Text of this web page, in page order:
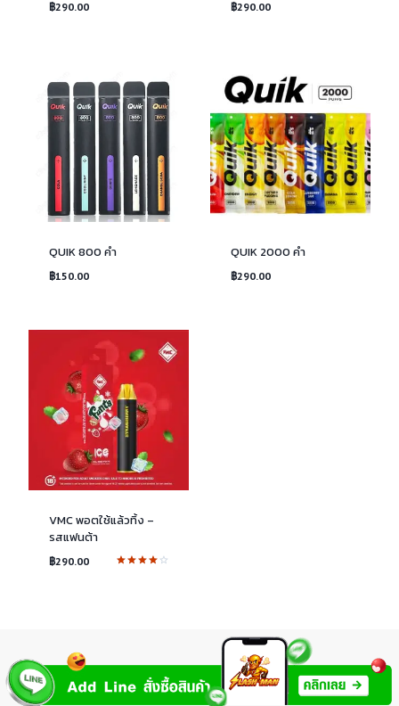
฿290.00 ฿290.00
QUIK 800 คำ
฿150.00
QUIK 2000 คำ
฿290.00
VMC พอตใช้แล้วทิ้ง –
รสแฟนต้า
฿290.00